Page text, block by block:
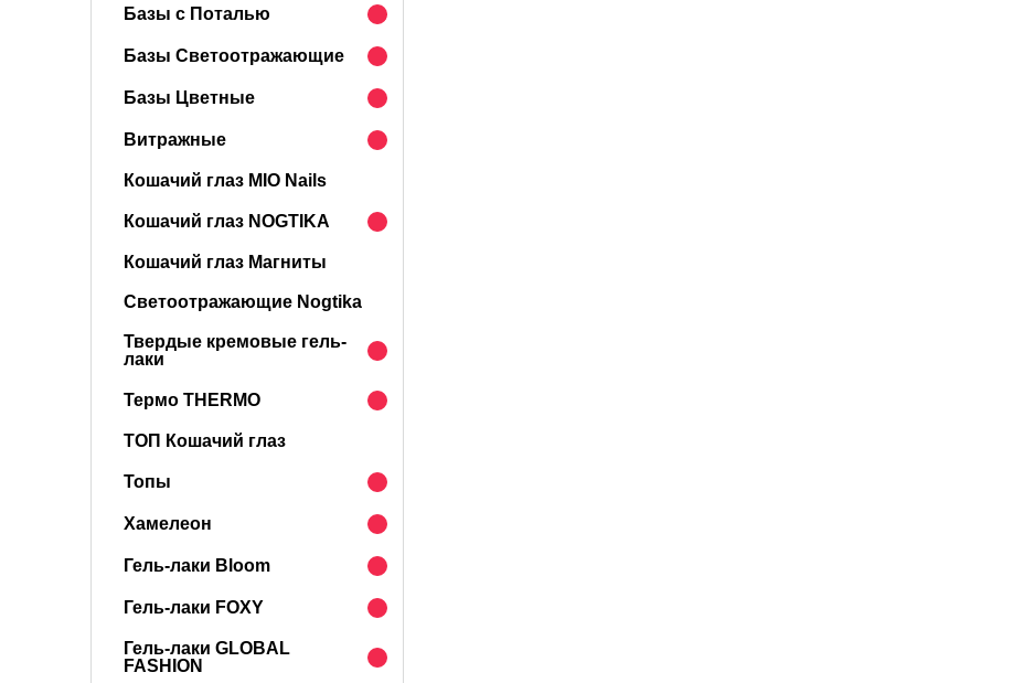
Базы с Поталью
Базы Светоотражающие
Базы Цветные
Витражные
Кошачий глаз MIO Nails
Кошачий глаз NOGTIKA
Кошачий глаз Магниты
Светоотражающие Nogtika
Твердые кремовые гель-
лаки
Термо THERMO
ТОП Кошачий глаз
Топы
Хамелеон
Гель-лаки Bloom
Гель-лаки FOXY
Гель-лаки GLOBAL
FASHION